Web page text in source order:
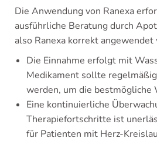
Die Anwendung von Ranexa
ausführliche Beratung durch
also Ranexa korrekt angewendet
Die Einnahme erfolgt mit
Medikament sollte
werden, um die bestmögliche
Eine kontinuierliche
Therapiefortschritte ist
für Patienten mit Herz-